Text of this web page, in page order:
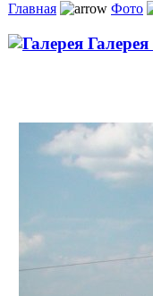
Главная Фото
Галерея